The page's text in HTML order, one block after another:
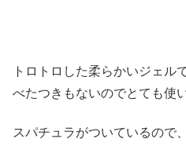
トロトロした柔らかいジェル
べたつきもないのでとても使
スパチュラがついているので